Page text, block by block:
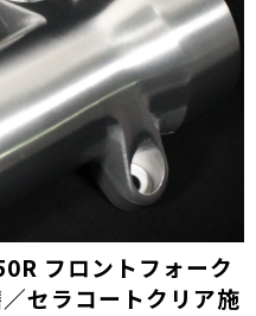
フロントフォーク
セラコートクリア施